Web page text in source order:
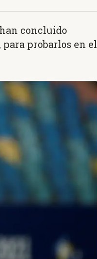
concluido
probarlos en el